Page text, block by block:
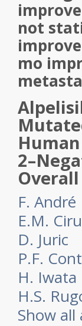
not
mo
F. André
E.M.
D. Juric
P.F.
H. Iwata
H.S.
Show